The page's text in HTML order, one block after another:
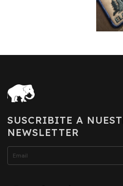
SUSCRIBITE A
NEWSLETTER